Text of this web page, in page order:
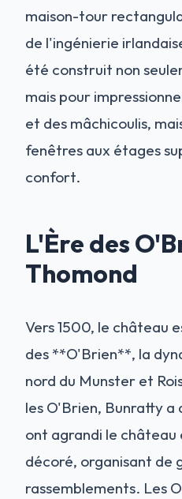
maison-tour
de l'ingénierie
été construit non
mais pour
et des mâchicoulis,
fenêtres aux étages
confort.
L'Ère des
Thomond
Vers 1500, le château
des **O'Brien**, la
nord du Munster et
les O'Brien, Bunratty a
ont agrandi le
décoré, organisant de
rassemblements. Les